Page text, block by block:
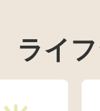
ライ